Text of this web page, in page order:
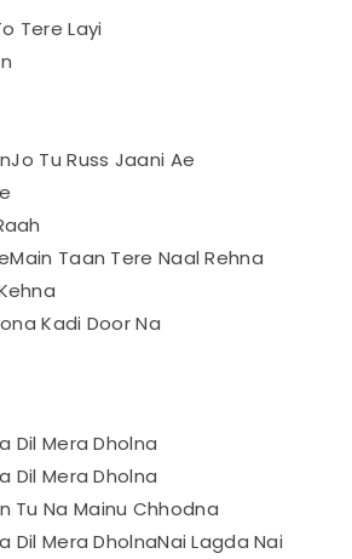
Tere Layi
Tu Russ Jaani Ae
Taan Tere Naal Rehna
Kadi Door Na
Dil Mera Dholna
Dil Mera Dholna
Tu Na Mainu Chhodna
Dil Mera DholnaNai Lagda Nai